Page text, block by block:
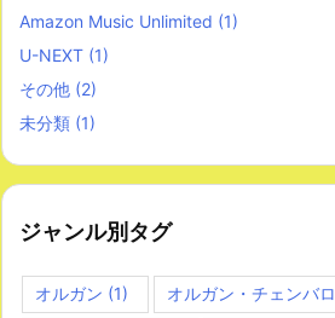
Amazon Music Unlimited (1)
U-NEXT (1)
その他 (2)
未分類 (1)
ジャンル別タグ
オルガン (1) オルガン・チェンバロ